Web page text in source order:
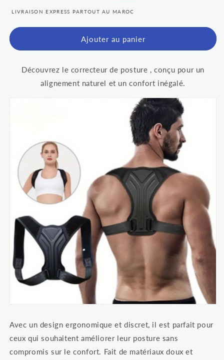
LIVRAISON EXPRESS PARTOUT AU MAROC
Ajouter au panier
Découvrez le correcteur de posture , conçu pour un
alignement naturel et un confort inégalé.
Avec un design ergonomique et discret, il est parfait pour
ceux qui souhaitent améliorer leur posture sans
compromis sur le confort. Fait de matériaux doux et